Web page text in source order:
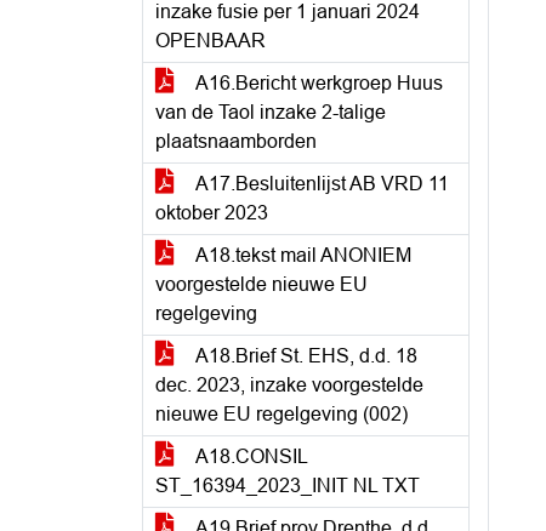
inzake fusie per 1 januari 2024
OPENBAAR
A16.Bericht werkgroep Huus
van de Taol inzake 2-talige
plaatsnaamborden
A17.Besluitenlijst AB VRD 11
oktober 2023
A18.tekst mail ANONIEM
voorgestelde nieuwe EU
regelgeving
A18.Brief St. EHS, d.d. 18
dec. 2023, inzake voorgestelde
nieuwe EU regelgeving (002)
A18.CONSIL
ST_16394_2023_INIT NL TXT